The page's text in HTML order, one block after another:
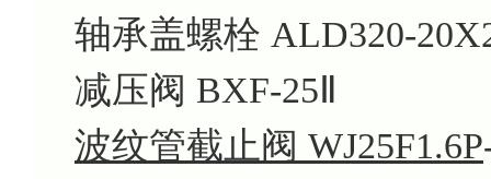
轴承盖螺栓 ALD320-
减压阀 BXF-25Ⅱ
波纹管截止阀 WJ25F1.6P